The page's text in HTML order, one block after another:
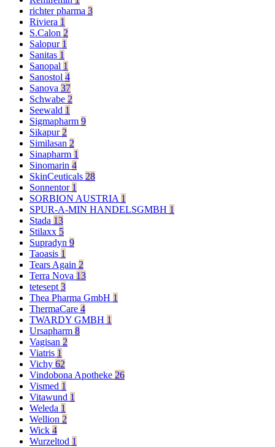
richter pharma 3
Riviera 1
S.Calon 2
Salopur 1
Sanitas 1
Sanopal 1
Sanostol 4
Sanova 37
Schwabe 2
Seewald 1
Sigmapharm 9
Sikapur 2
Similasan 2
Sinapharm 1
Sinomarin 4
SkinCeuticals 28
Sonnentor 1
SORBION AUSTRIA 1
SPUR-A-MIN HANDELSGMBH 1
Stada 13
Stilaxx 5
Supradyn 9
Taoasis 1
Tears Again 2
Terra Nova 13
tetesept 3
Thea Pharma GmbH 1
ThermaCare 4
TWARDY GMBH 1
Ursapharm 8
Vagisan 2
Viatris 1
Vichy 62
Vindobona Apotheke 26
Vismed 1
Vitawund 1
Weleda 1
Wellion 2
Wick 4
Wurzeltod 1